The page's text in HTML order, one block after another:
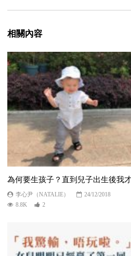
相關內容
為何要生孩子？直到兒子出生後我
李心尹（NATALIE）
24/12/2018
8.8K
2